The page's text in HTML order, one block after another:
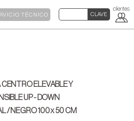
TÉCNICO
CENTRO ELEVABLE Y
UP - DOWN
/ NEGRO 100 x 50 CM